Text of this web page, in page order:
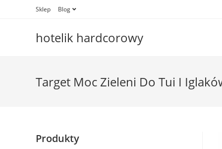
Sklep Blog
hotelik hardcorowy
Target Moc Zieleni Do Tui I
Produkty